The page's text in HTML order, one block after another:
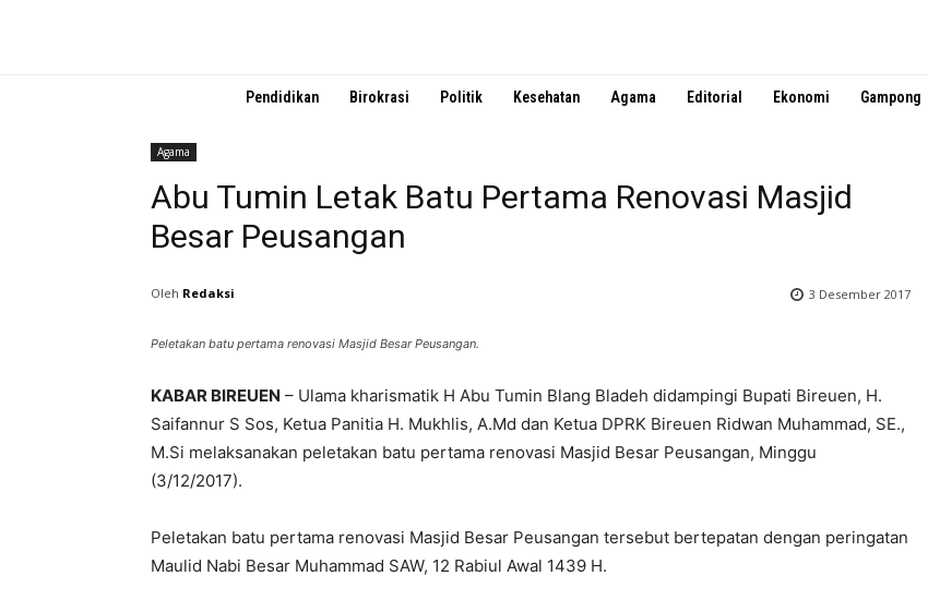
Pendidikan Birokrasi Politik Kesehatan Agama Editorial Ekonomi Gampong
Agama
Abu Tumin Letak Batu Pertama Renovasi Masjid
Besar Peusangan
Oleh Redaksi 3 Desember 2017
Peletakan batu pertama renovasi Masjid Besar Peusangan.
KABAR BIREUEN – Ulama kharismatik H Abu Tumin Blang Bladeh didampingi Bupati Bireuen, H.
Saifannur S Sos, Ketua Panitia H. Mukhlis, A.Md dan Ketua DPRK Bireuen Ridwan Muhammad, SE.,
M.Si melaksanakan peletakan batu pertama renovasi Masjid Besar Peusangan, Minggu
(3/12/2017).
Peletakan batu pertama renovasi Masjid Besar Peusangan tersebut bertepatan dengan peringatan
Maulid Nabi Besar Muhammad SAW, 12 Rabiul Awal 1439 H.